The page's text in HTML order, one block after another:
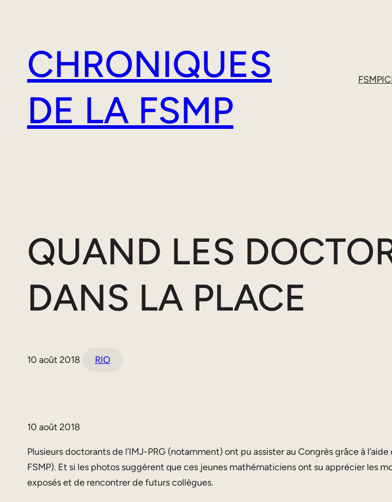
CHRONIQUES
DE LA FSMP
FSMP
QUAND LES
DANS LA PLACE
10 août 2018 RIO
10 août 2018
Plusieurs doctorants de l’IMJ-PRG (notamment) ont pu assister au Congrès grâce à l’aide
FSMP). Et si les photos suggèrent que ces jeunes mathématiciens ont su apprécier les
exposés et de rencontrer de futurs collègues.